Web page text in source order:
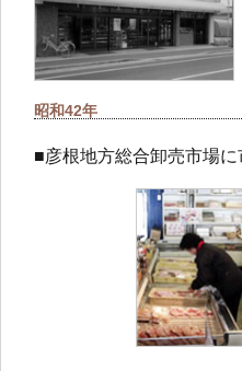
昭和42年
■彦根地方総合卸売市場に